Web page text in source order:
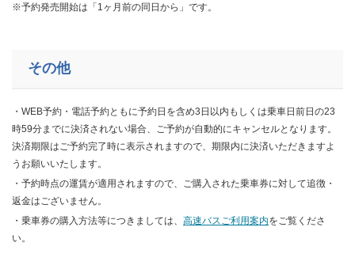
※予約発売開始は「1ヶ月前の同日から」です。
その他
・WEB予約・電話予約ともに予約日を含め3日以内もしくは乗車日前日の23
時59分までに決済されない場合、ご予約が自動的にキャンセルとなります。
決済期限はご予約完了時に表示されますので、期限内に決済いただきますよ
うお願いいたします。
・予約時点の運賃が適用されますので、ご購入された乗車券に対して追徴・
返金はございません。
・乗車券の購入方法等につきましては、 高速バスご利用案内をご覧くださ
い。